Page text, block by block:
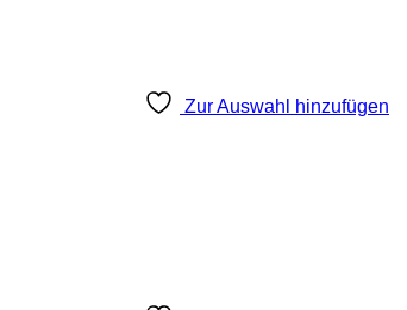
Zur Auswahl hinzufügen